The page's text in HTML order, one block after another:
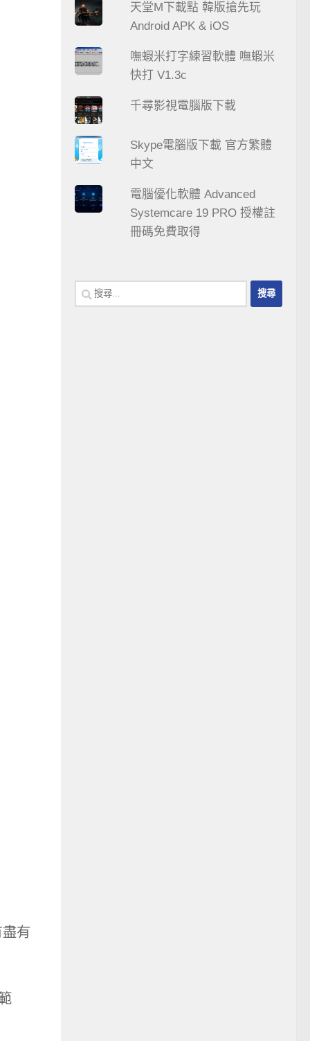
有
天堂M下載點 韓版搶先玩
Android APK & iOS
嘸蝦米打字練習軟體 嘸蝦米
快打 V1.3c
千尋影視電腦版下載
Skype電腦版下載 官方繁體
中文
電腦優化軟體 Advanced
Systemcare 19 PRO 授權註
冊碼免費取得
搜
尋